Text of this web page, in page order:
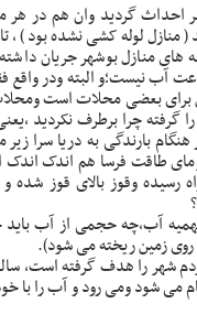
احداث گردید وان هم در
منازل لوله کشی نشده بود ) ،
های منازل بوشهر جریان
و همین ساعت آب نیست؛و البته
برای بعضی محلات است
گرفته چرا برطرف نکردید
بارندگی به دریا سرا زیر
طاقت فرسا هم اندک اندک
رسیده وقوز بالای قوز
آب،چه حجمی از آب
زمین ریخته می شود).
شهر را هدف گرفته است،
شود ومی رود و آب را با خود